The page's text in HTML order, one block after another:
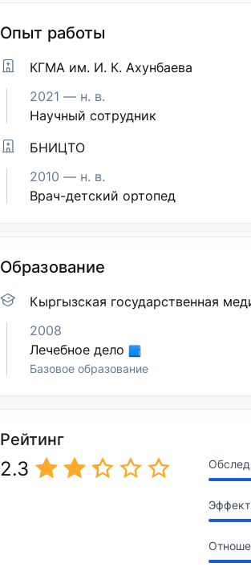
Опыт работы
КГМА им. И. К. Ахунбаева
2021 — н. в.
Научный сотрудник
БНИЦТО
2010 — н. в.
Врач-детский ортопед
Образование
Кыргызская государственная
2008
Лечебное дело
Базовое образование
Рейтинг
2.3